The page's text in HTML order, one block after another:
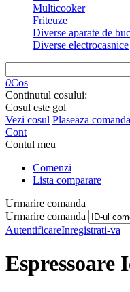
Multicooker
Friteuze
Diverse aparate de
Diverse electrocasnice
0Cos
Continutul cosului:
Cosul este gol
Vezi cosul Plaseaza comanda
Cont
Contul meu
Comenzi
Lista comparare
Urmarire comanda
Urmarire comanda
AutentificareInregistrati-va
Espressoare